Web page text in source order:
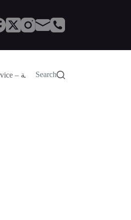
Service – الصيانةSearch